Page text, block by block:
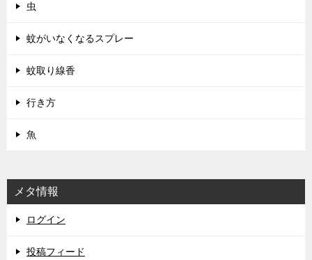
虫
蚊がいなくなるスプレー
蚊取り線香
行き方
魚
メタ情報
ログイン
投稿フィード